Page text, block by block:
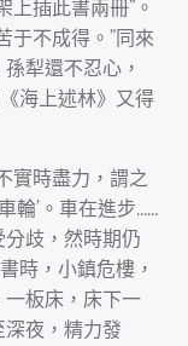
插此書兩冊”。
于不成得。”同來
犁還不忍心，
海上述林》又得
實時盡力，謂之
輪’。車在進步……
歧，然時期仍
時，小鎮危樓，
板床，床下一
夜，精力發